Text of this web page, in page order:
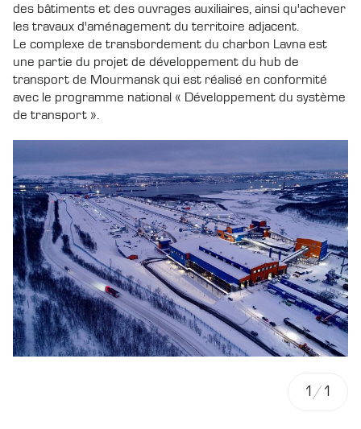
1/1
des bâtiments et des ouvrages auxiliaires, ainsi qu'achever
les travaux d'aménagement du territoire adjacent.
Le complexe de transbordement du charbon Lavna est
une partie du projet de développement du hub de
transport de Mourmansk qui est réalisé en conformité
avec le programme national « Développement du système
de transport ».